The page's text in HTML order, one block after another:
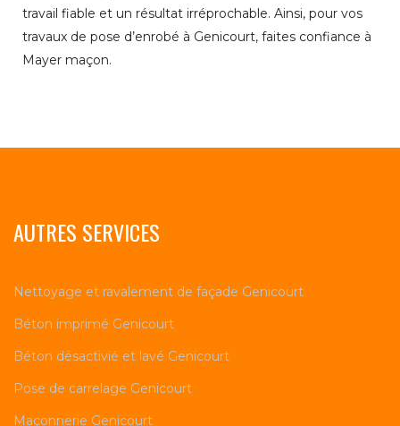
travail fiable et un résultat irréprochable. Ainsi, pour vos
travaux de pose d’enrobé à Genicourt, faites confiance à
Mayer maçon.
AUTRES SERVICES
Nettoyage et ravalement de façade Genicourt
Béton imprimé Genicourt
Béton désactivié et lavé Genicourt
Pose de carrelage Genicourt
Maçonnerie Genicourt